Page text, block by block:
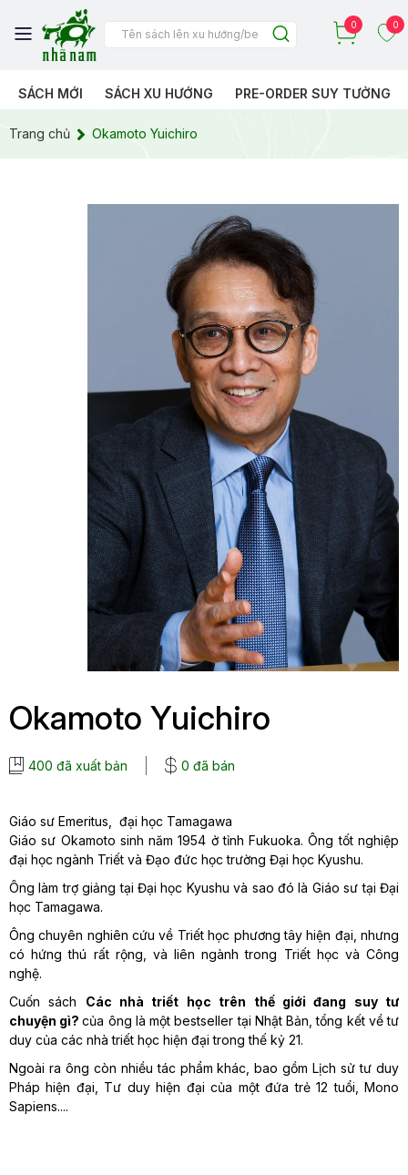
0 0
SÁCH MỚI SÁCH XU HƯỚNG PRE-ORDER SUY TƯỞNG
Trang chủ Okamoto Yuichiro
Okamoto Yuichiro
400 đã xuất bản 0 đã bán
Giáo sư Emeritus, đại học Tamagawa
Giáo sư Okamoto sinh năm 1954 ở tỉnh Fukuoka. Ông tốt nghiệp
đại học ngành Triết và Đạo đức học trường Đại học Kyushu.
Ông làm trợ giảng tại Đại học Kyushu và sao đó là Giáo sư tại Đại
học Tamagawa.
Ông chuyên nghiên cứu về Triết học phương tây hiện đại, nhưng
có hứng thú rất rộng, và liên ngành trong Triết học và Công
nghệ.
Cuốn sách Các nhà triết học trên thế giới đang suy tư
chuyện gì?của ông là một bestseller tại Nhật Bản, tổng kết về tư
duy của các nhà triết học hiện đại trong thế kỷ 21.
Ngoài ra ông còn nhiều tác phẩm khác, bao gồm Lịch sử tư duy
Pháp hiện đại, Tư duy hiện đại của một đứa trẻ 12 tuổi, Mono
Sapiens....